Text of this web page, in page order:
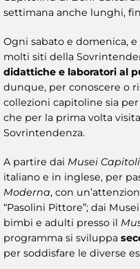
settimana anche lunghi,
Ogni sabato e domenica,
molti siti della
didattiche e laboratori al
dunque, per conoscere o
collezioni capitoline sia
che per la prima volta
Sovrintendenza.
A partire dai Musei
italiano e in inglese, per
Moderna, con
“Pasolini Pittore”; dai
bimbi e adulti presso il
programma si sviluppa
per soddisfare le diverse